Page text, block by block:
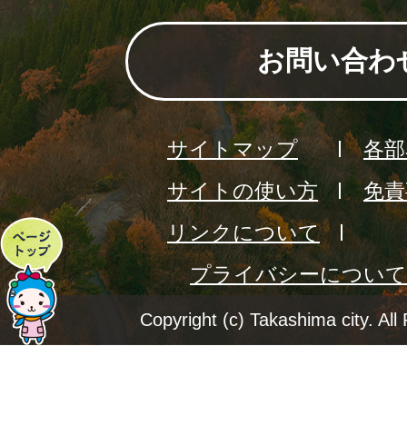
ペ
ー
ジ
お問い合わ
サイトマップ
各
サイトの使い方
免
リンクについて
プライバシーについて
Copyright (c) Takashima city. All